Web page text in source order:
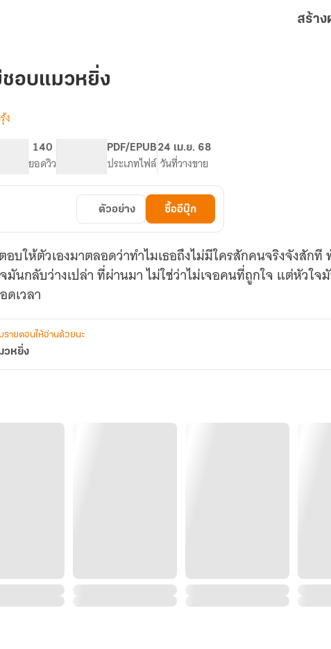
สร้าง
อบแมวหยิ่ง
ง
140
ยอดวิว
PDF/EPUB
ประเภทไฟล์
24 เม.ย. 68
วันที่วางขาย
ตัวอย่าง ซื้ออีบุ๊ก
อบให้ตัวเองมาตลอดว่าทำไมเธอถึงไม่มีใครสักคนจริงจังสัก
มันกลับว่างเปล่า ที่ผ่านมา ไม่ใช่ว่าไม่เจอคนที่ถูกใจ แต่หัวใจ
เวลา
รายตอนให้อ่านด้วยนะ
วหยิ่ง